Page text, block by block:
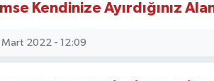
Kendinize Ayırdığınız
2022 - 12:09